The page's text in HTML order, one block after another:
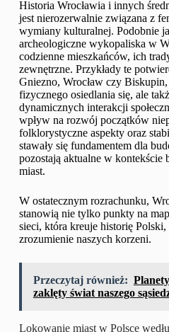
Historia Wrocławia i innych
jest nierozerwalnie związana z
wymiany kulturalnej. Podobnie
archeologiczne wykopaliska w
codzienne mieszkańców, ich
zewnętrzne. Przykłady te
Gniezno, Wrocław czy
fizycznego osiedlania się, ale
dynamicznych interakcji
wpływ na rozwój początków
folklorystyczne aspekty oraz
stawały się fundamentem dla
pozostają aktualne w kontekście
miast.
W ostatecznym rozrachunku,
stanowią nie tylko punkty na
sieci, która kreuje historię Polski,
zrozumienie naszych korzeni.
Przeczytaj również:
zaklęty świat naszego
Lokowanie miast w Polsce